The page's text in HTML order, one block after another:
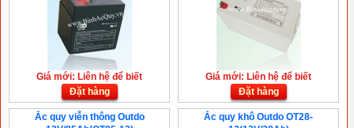
Giá mới: Liên hệ để biết
Đặt hàng
Giá mới: Liên hệ để biết
Đặt hàng
Ắc quy viễn thông Outdo
Ắc quy khô Outdo OT28-